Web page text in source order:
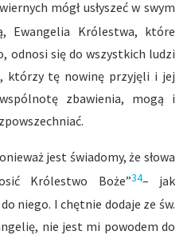
mógł usłyszeć w swym
Ewangelia Królestwa, które
odnosi się do wszystkich ludzi
którzy tę nowinę przyjęli i jej
zbawienia, mogą i
jest świadomy, że słowa
Królestwo Boże”34– jak
niego. I chętnie dodaje ze św.
nie jest mi powodem do